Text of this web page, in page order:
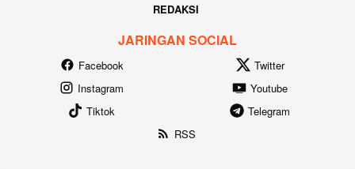
REDAKSI
JARINGAN SOCIAL
Facebook
Twitter
Instagram
Youtube
Tiktok
Telegram
RSS